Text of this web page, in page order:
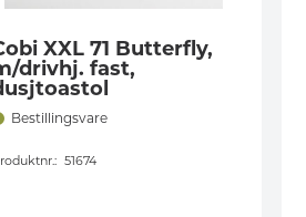
XXL 71 Butterfly,
drivhj. fast,
Bestillingsvare
51674